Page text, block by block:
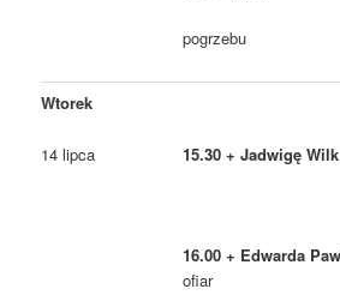
pogrzebu
Wtorek
14 lipca 15.30 + Jadwigę
16.00 + Edwarda
ofiar